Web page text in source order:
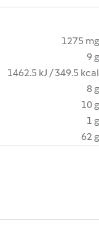
1275 mg
9 g
1462.5 kJ / 349.5 kcal
8 g
10 g
1 g
62 g